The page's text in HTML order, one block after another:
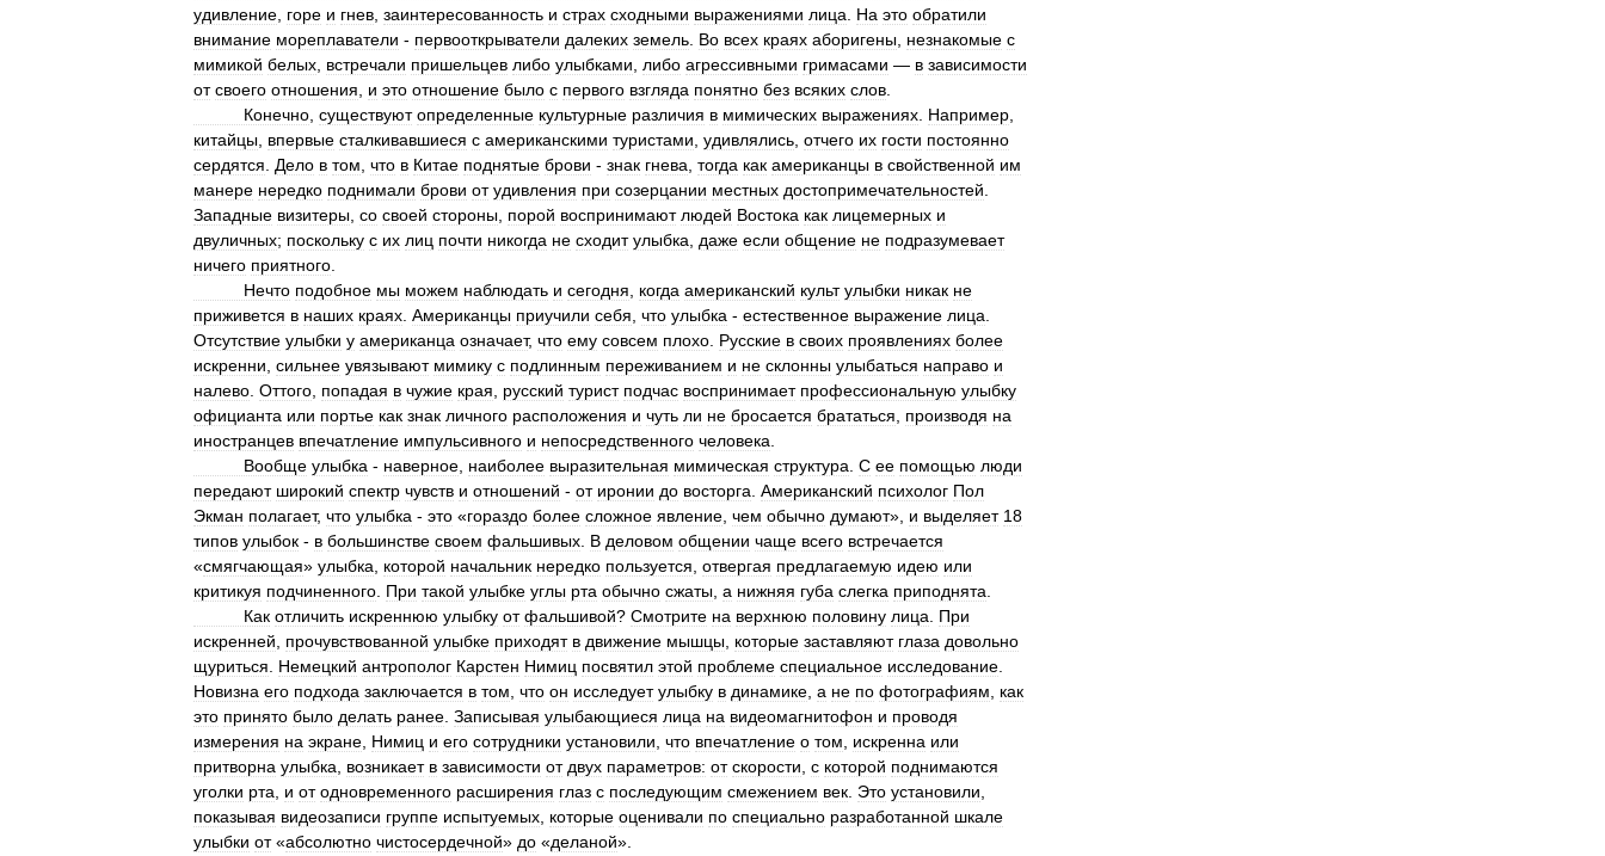
удивление горе и гнев заинтересованность и страх сходными выражениями лица На это обратили
внимание мореплаватели - первооткрыватели далеких земель Во всех краях аборигены незнакомые с
мимикой белых встречали пришельцев либо улыбками либо агрессивными гримасами — в зависимости
от своего отношения и это отношение было с первого взгляда понятно без всяких слов
Конечно существуют определенные культурные различия в мимических выражениях Например
китайцы впервые сталкивавшиеся с американскими туристами удивлялись отчего их гости постоянно
сердятся
Дело в том что в Китае поднятые брови - знак гнева тогда как американцы в свойственной им
манере нередко поднимали брови от удивления при созерцании местных достопримечательностей
Западные визитеры со своей стороны порой воспринимают людей Востока как лицемерных и
двуличных; поскольку с их лиц почти никогда не сходит улыбка даже если общение не подразумевает
ничего приятного
Нечто подобное мы можем наблюдать и сегодня когда американский культ улыбки никак не
приживется в наших краях Американцы приучили себя что улыбка - естественное выражение лица
Отсутствие улыбки у американца означает, что ему совсем плохо Русские в своих проявлениях более
искренни сильнее увязывают мимику с подлинным переживанием и не склонны улыбаться направо и
налево Оттого попадая в чужие края русский турист подчас воспринимает профессиональную улыбку
официанта или портье как знак личного расположения и чуть ли не бросается брататься производя на
иностранцев впечатление импульсивного и непосредственного человека
Вообще улыбка - наверное наиболее выразительная мимическая структура С ее помощью люди
передают широкий спектр чувств и отношений - от иронии до восторга Американский психолог Пол
Экман полагает, что улыбка - это «гораздо более сложное явление чем обычно думают», и выделяет 18
типов улыбок - в большинстве своем фальшивых В деловом общении чаще всего встречается
«смягчающая» улыбка которой начальник нередко пользуется отвергая предлагаемую идею или
критикуя подчиненного При такой улыбке углы рта обычно сжаты а нижняя губа слегка приподнята
Как отличить искреннюю улыбку от фальшивой? Смотрите на верхнюю половину лица
При
искренней
прочувствованной улыбке приходят в движение мышцы которые заставляют глаза довольно
щуриться
Немецкий антрополог Карстен Нимиц посвятил этой проблеме специальное исследование
Новизна его подхода заключается в том что он исследует улыбку в динамике а не по фотографиям
как
это принято было делать ранее Записывая улыбающиеся лица на видеомагнитофон и проводя
измерения на экране Нимиц и его сотрудники установили что впечатление о том искренна или
притворна улыбка возникает в зависимости от двух параметров: от скорости с которой поднимаются
уголки рта и от одновременного расширения глаз с последующим смежением век Это установили
показывая видеозаписи группе испытуемых которые оценивали по специально разработанной шкале
улыбки от«абсолютно чистосердечной» до «деланой».